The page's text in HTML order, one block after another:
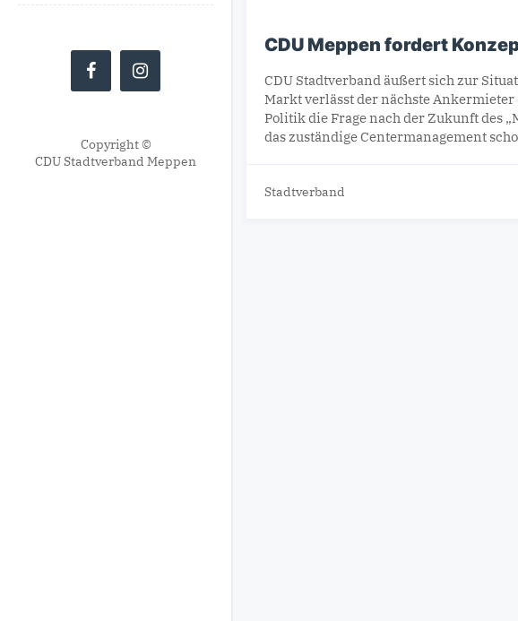
Copyright ©
CDU Stadtverband Meppen
CDU Meppen fordert
CDU Stadtverband äußert sich zur
Markt verlässt der nächste Ankermieter
Politik die Frage nach der Zukunft des
das zuständige Centermanagement
Stadtverband